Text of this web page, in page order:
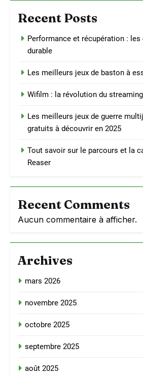
Recent Posts
Performance et récupération : les
durable
Les meilleurs jeux de baston à
Wifilm : la révolution du
Les meilleurs jeux de guerre
gratuits à découvrir en 2025
Tout savoir sur le parcours et la
Reaser
Recent Comments
Aucun commentaire à afficher.
Archives
mars 2026
novembre 2025
octobre 2025
septembre 2025
août 2025